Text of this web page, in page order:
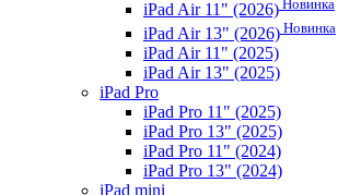
iPad Air 11" (2026)
iPad Air 13" (2026) Новинка
iPad Air 11" (2025)
iPad Air 13" (2025)
iPad Pro
iPad Pro 11" (2025)
iPad Pro 13" (2025)
iPad Pro 11" (2024)
iPad Pro 13" (2024)
iPad mini